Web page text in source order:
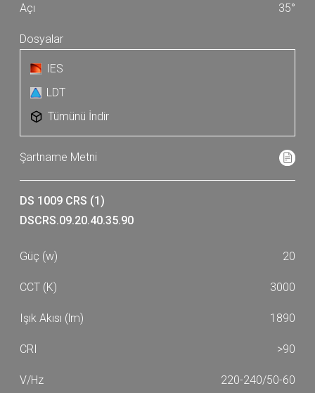
35°
IES
LDT
Tümünü İndir
DS 1009 CRS (1)
DSCRS.09.20.40.35.90
20
3000
1890
>90
220-240/50-60